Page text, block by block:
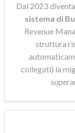
Dal 2023
sistema di
Revenue
struttura
collegati) la